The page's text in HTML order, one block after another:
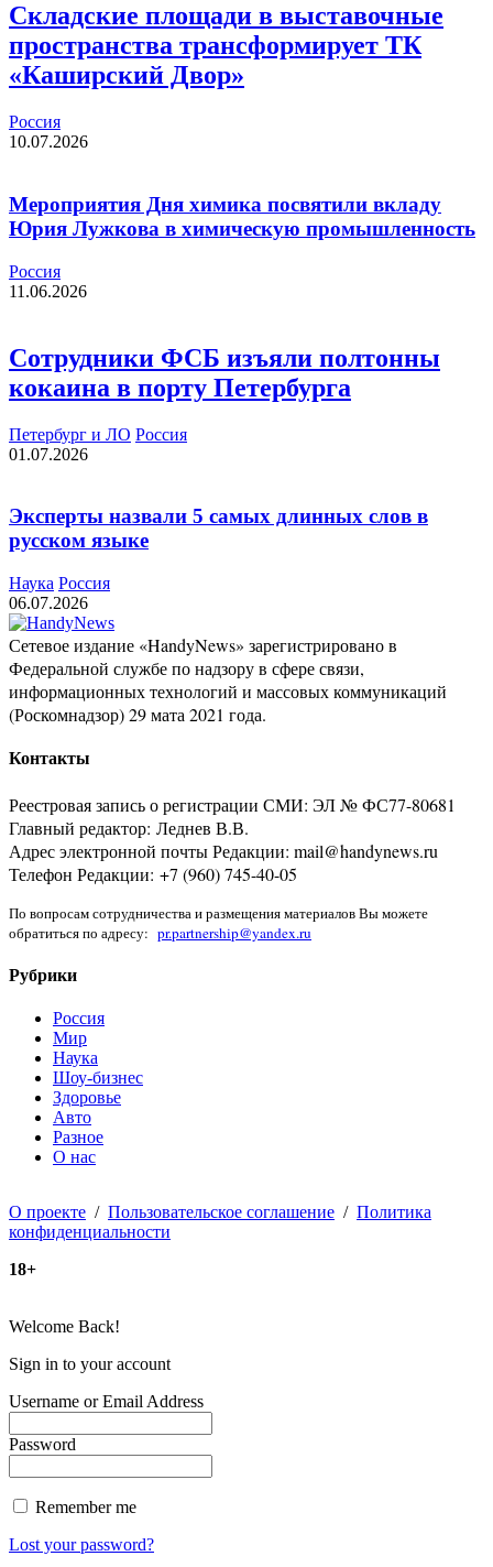
Складские площади в выставочные
пространства трансформирует ТК
«Каширский Двор»
Россия
10.07.2026
Мероприятия Дня химика посвятили вкладу
Юрия Лужкова в химическую промышленность
Россия
11.06.2026
Сотрудники ФСБ изъяли полтонны
кокаина в порту Петербурга
Петербург и ЛО Россия
01.07.2026
Эксперты назвали 5 самых длинных слов в
русском языке
Наука Россия
06.07.2026
Сетевое издание «HandyNews» зарегистрировано в
Федеральной службе по надзору в сфере связи,
информационных технологий и массовых коммуникаций
(Роскомнадзор) 29 мата 2021 года.
Контакты
Реестровая запись о регистрации СМИ: ЭЛ № ФС77-80681
Главный редактор: Леднев В.В.
Адрес электронной почты Редакции: mail@handynews.ru
Телефон Редакции: +7 (960) 745-40-05
По вопросам сотрудничества и размещения материалов Вы можете
обратиться по адресу: pr.partnership@yandex.ru
Рубрики
Россия
Мир
Наука
Шоу-бизнес
Здоровье
Авто
Разное
О нас
О проекте / Пользовательское соглашение / Политика
конфиденциальности
18+
Welcome Back!
Sign in to your account
Username or Email Address
Password
Remember me
Lost your password?